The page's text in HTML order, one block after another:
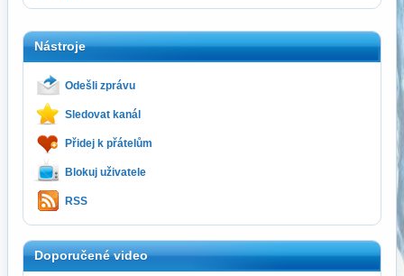
Nástroje
Odešli zprávu
Sledovat kanál
Přidej k přátelům
Blokuj uživatele
RSS
Doporučené video